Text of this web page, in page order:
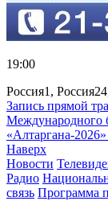
19:00
Россия1,
Запись прямой
Международного
«Алтаргана-
Наверх
Новости
Радио
связь Программа